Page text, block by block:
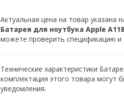
Актуальная цена на товар указана
Батарея для ноутбука Apple
можете проверить спецификацию и
Технические характеристики
комплектация этого товара могут
уведомления.